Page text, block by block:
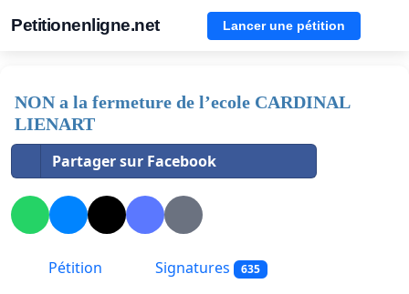
Petitionenligne.net Lancer une pétition
NON a la fermeture de l’ecole CARDINAL
LIENART
Partager sur Facebook
Pétition Signatures 635